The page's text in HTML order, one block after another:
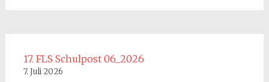
17. FLS Schulpost 06_2026
7. Juli 2026